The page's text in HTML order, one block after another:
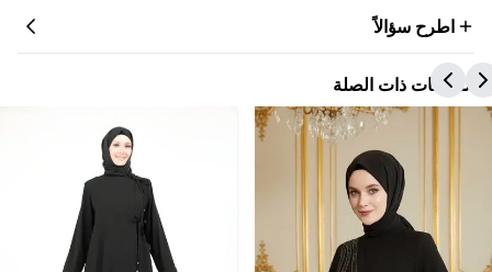
اطرح سؤالاً
المنتجات ذات الصلة